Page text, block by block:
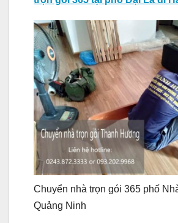
Chuyển nhà trọn gói 365 phố
Quảng Ninh